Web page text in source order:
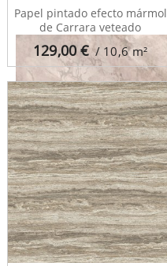
Quartz Haven 683388
129,00 € / 10,6m²
Papel pintado efecto mármol
de Carrara veteado